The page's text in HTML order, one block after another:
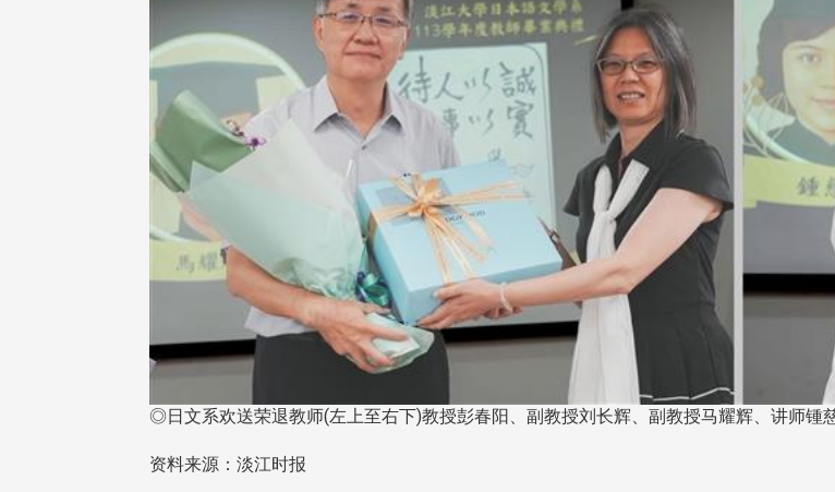
◎日文系欢送荣退教师(左上至右下)教授彭春阳、副教授刘长辉、副教授马耀辉、讲师锺
资料来源：淡江时报